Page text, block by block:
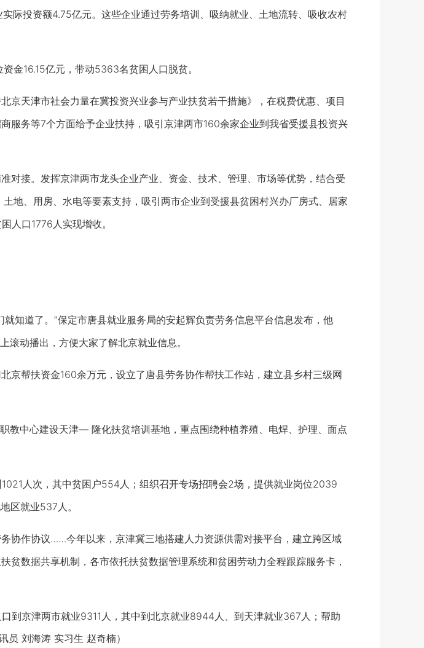
投资额4.75亿元。这些企业通过劳务培训、吸纳就业、土地流转、吸收农村
16.15亿元，带动5363名贫困人口脱贫。
天津市社会力量在冀投资兴业参与产业扶贫若干措施》，在税费优惠、项目
服务等7个方面给予企业扶持，吸引京津两市160余家企业到我省受援县投资兴
接。发挥京津两市龙头企业产业、资金、技术、管理、市场等优势，结合受
地、用房、水电等要素支持，吸引两市企业到受援县贫困村兴办厂房式、居家
人口1776人实现增收。
道了。”保定市唐县就业服务局的安起辉负责劳务信息平台信息发布，他
滚动播出，方便大家了解北京就业信息。
帮扶资金160余万元，设立了唐县劳务协作帮扶工作站，建立县乡村三级网
中心建设天津— 隆化扶贫培训基地，重点围绕种植养殖、电焊、护理、面点
人次，其中贫困户554人；组织召开专场招聘会2场，提供就业岗位2039
区就业537人。
作协议……今年以来，京津冀三地搭建人力资源供需对接平台，建立跨区域
贫数据共享机制，各市依托扶贫数据管理系统和贫困劳动力全程跟踪服务卡，
京津两市就业9311人，其中到北京就业8944人、到天津就业367人；帮助
刘海涛 实习生 赵奇楠）